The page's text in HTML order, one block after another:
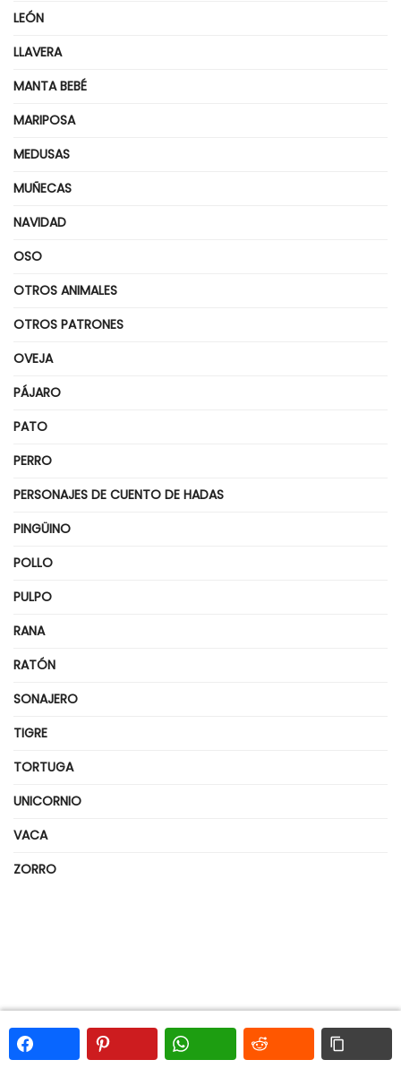
LEÓN
LLAVERA
MANTA BEBÉ
MARIPOSA
MEDUSAS
MUÑECAS
NAVIDAD
OSO
OTROS ANIMALES
OTROS PATRONES
OVEJA
PÁJARO
PATO
PERRO
PERSONAJES DE CUENTO DE HADAS
PINGÜINO
POLLO
PULPO
RANA
RATÓN
SONAJERO
TIGRE
TORTUGA
UNICORNIO
VACA
ZORRO